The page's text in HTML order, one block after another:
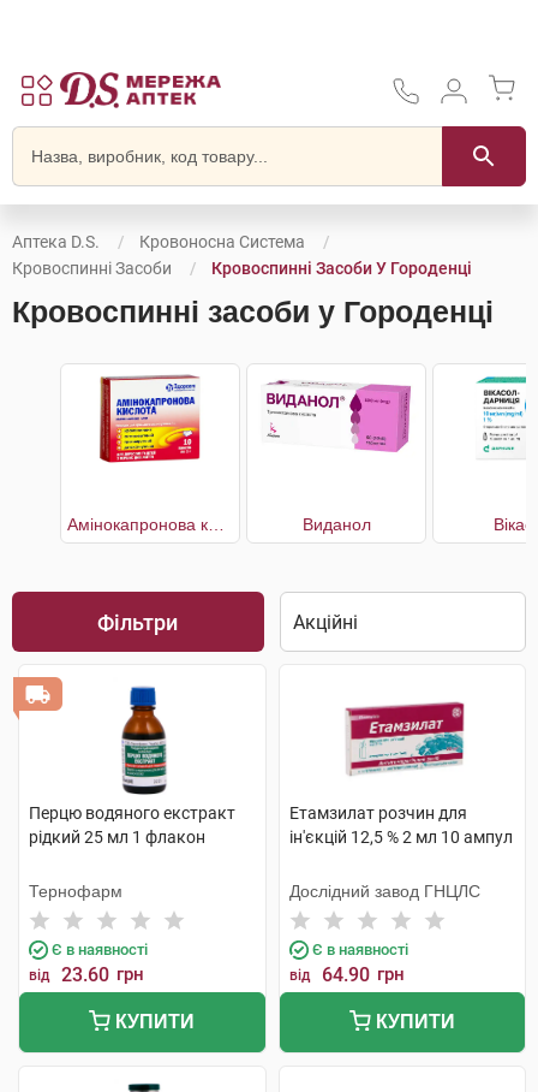
Аптека D.S.
Кровоносна Система
Кровоспинні Засоби
Кровоспинні Засоби У Городенці
Кровоспинні засоби у Городенці
Виданол
Фільтри
Перцю водяного екстракт
рідкий 25 мл 1 флакон
Тернофарм
Є в наявності
від 23.60 грн
КУПИТИ
Етамзилат розчин для
ін'єкцій 12,5 % 2 мл 10 ампул
Дослідний завод ГНЦЛС
Є в наявності
від 64.90 грн
КУПИТИ